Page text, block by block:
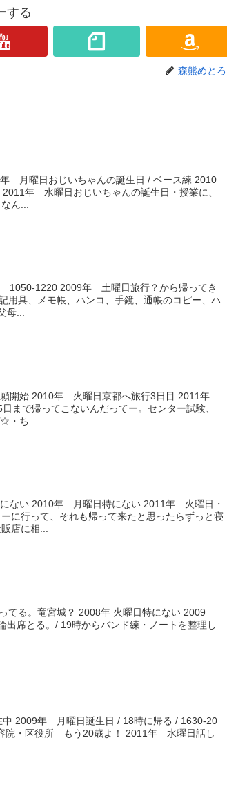
する
森熊めとろ
月曜日おじいちゃんの誕生日 / ベース練 2010
年 水曜日おじいちゃんの誕生日・授業に、
ん...
1220 2009年 土曜日旅行？から帰ってき
用具、メモ帳、ハンコ、手鏡、通帳のコピー、ハ
...
開始 2010年 火曜日京都へ旅行3日目 2011年
まで帰ってこないんだってー。センター試験、
・ち...
ない 2010年 月曜日特にない 2011年 火曜日・
に行って、それも帰って来たと思ったらずっと寝
店に相...
る。竜宮城？ 2008年 火曜日特にない 2009
席とる。/ 19時からバンド練・ノートを整理し
2009年 月曜日誕生日 / 18時に帰る / 1630-20
院・区役所 もう20歳よ！ 2011年 水曜日話し